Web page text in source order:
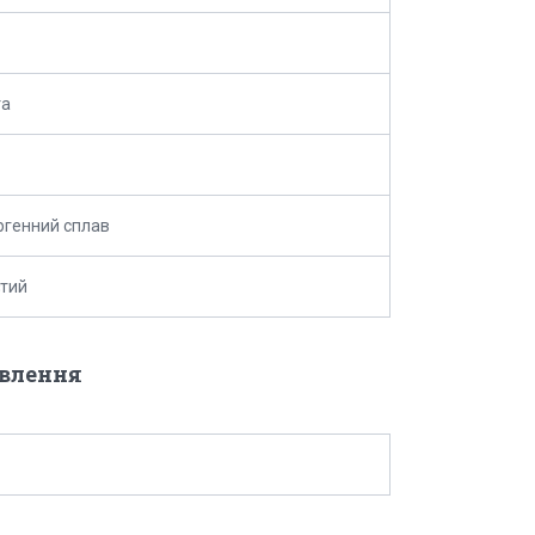
сплав